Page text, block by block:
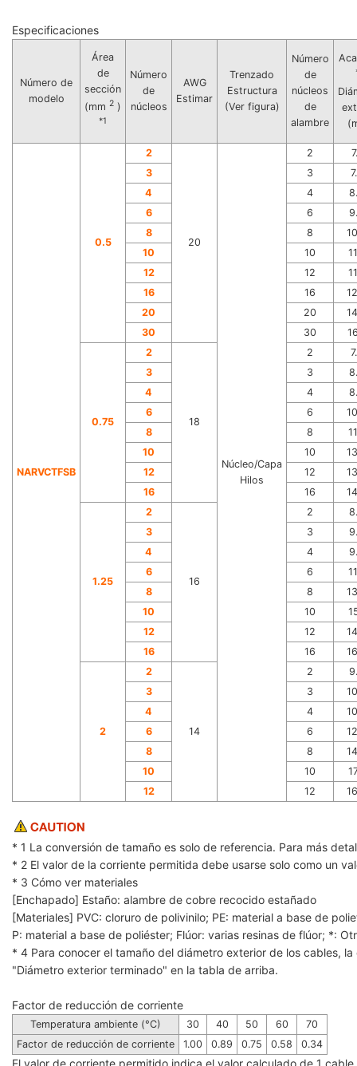
Especificaciones
Número de
modelo
Área
de
sección
(mm 2 )
*1
Número
de
núcleos
AWG
Estimar
Trenzado
Estructura
(Ver figura)
Número
de
núcleos
de
alambre
NARVCTFSB
0.5
2
20
Núcleo/Capa
Hilos
2
3
3
4
4
6
6
8
8
10
10
12
12
16
16
20
20
30
30
0.75
2
18
2
3
3
4
4
6
6
8
8
10
10
12
12
16
16
1.25
2
16
2
3
3
4
4
6
6
8
8
10
10
12
12
16
16
2
2
14
2
3
3
4
4
6
6
8
8
10
10
12
12
* 1 La conversión de tamaño es solo de referencia. Para más
* 2 El valor de la corriente permitida debe usarse solo como un
* 3 Cómo ver materiales
[Enchapado] Estaño: alambre de cobre recocido estañado
[Materiales] PVC: cloruro de polivinilo; PE: material a base de
P: material a base de poliéster; Flúor: varias resinas de flúor; *:
* 4 Para conocer el tamaño del diámetro exterior de los cables,
"Diámetro exterior terminado" en la tabla de arriba.
Factor de reducción de corriente
Temperatura ambiente (°C) 30 40 50 60
70
Factor de reducción de corriente
1.00 0.89 0.75 0.58 0.34